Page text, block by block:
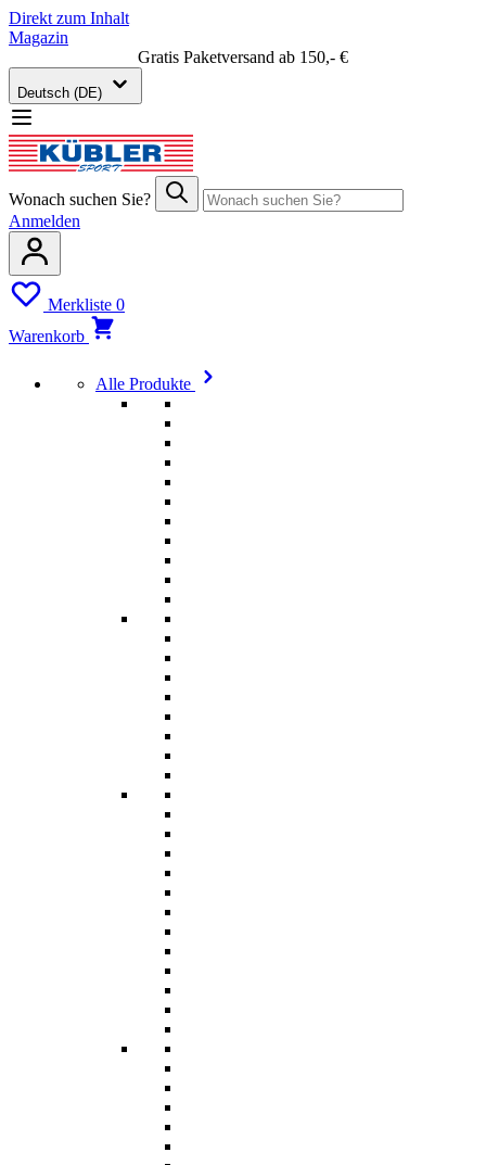
Direkt zum Inhalt
Magazin
Gratis Paketversand ab 150,- €
Deutsch (DE)
Wonach suchen Sie?
Anmelden
Merkliste 0
Warenkorb
Alle Produkte